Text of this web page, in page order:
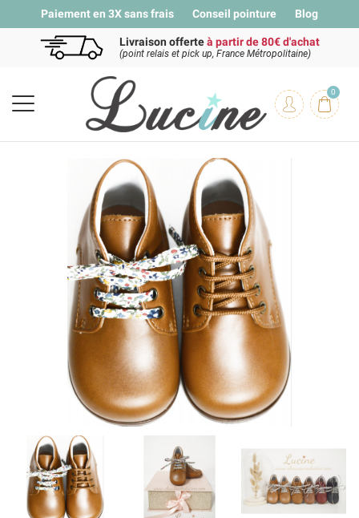
Paiement en 3X sans frais Conseil pointure Blog
Livraison offerteà partir de 80€ d'achat
(point relais et pick up, France Métropolitaine)
0